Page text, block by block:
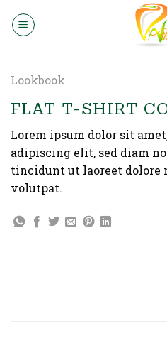
Lookbook
FLAT T-SHIRT
Lorem ipsum dolor sit
adipiscing elit, sed diam
tincidunt ut laoreet dolore
volutpat.